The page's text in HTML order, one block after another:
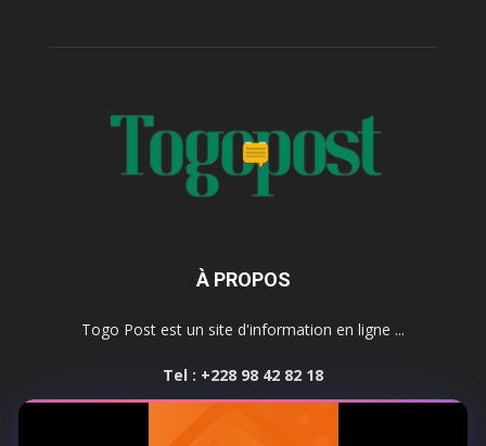
À PROPOS
Togo Post est un site d'information en ligne ...
Tel : +228 98 42 82 18